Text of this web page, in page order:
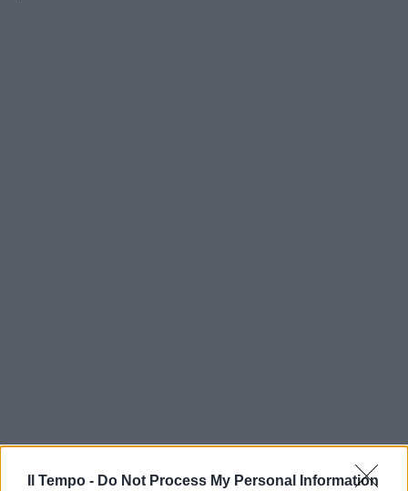
Il Tempo - Do Not Process My Personal Information